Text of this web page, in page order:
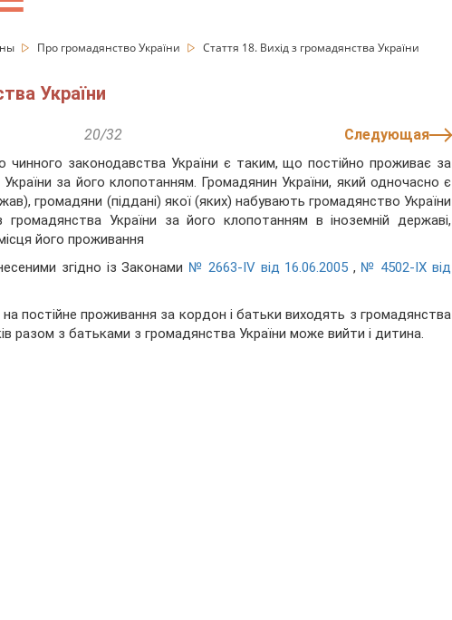
Про громадянство України Стаття 18. Вихід з громадянства України
України
20/32 Следующая
чинного законодавства України є таким, що постійно проживає за
за його клопотанням. Громадянин України, який одночасно є
громадяни (піддані) якої (яких) набувають громадянство України
України за його клопотанням в іноземній державі,
його проживання
згідно із Законами № 2663-IV від 16.06.2005 , № 4502-IX від
постійне проживання за кордон і батьки виходять з громадянства
разом з батьками з громадянства України може вийти і дитина.